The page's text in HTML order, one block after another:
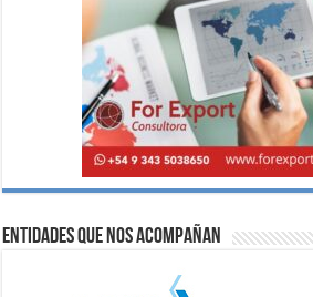
Entidades que nos acompañan